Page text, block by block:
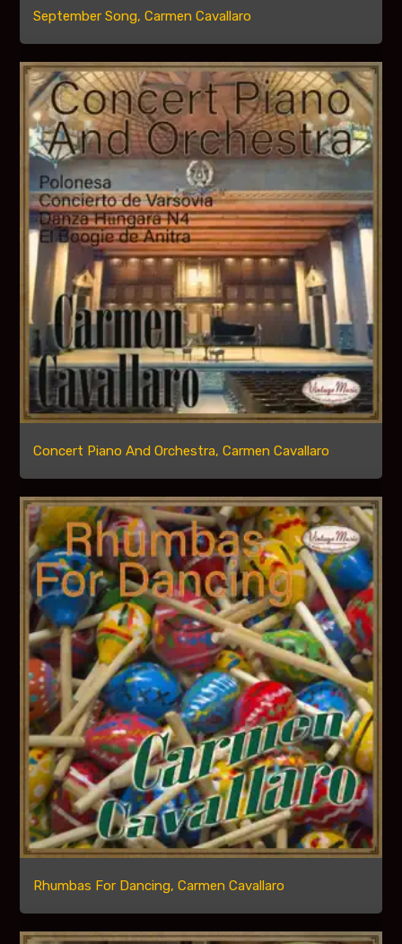
September Song, Carmen Cavallaro
Concert Piano And Orchestra, Carmen Cavallaro
Rhumbas For Dancing, Carmen Cavallaro